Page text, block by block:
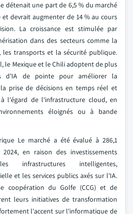
détenait une part de 6,5 % du marché
devrait augmenter de 14 % au cours
La croissance est stimulée par
dans des secteurs comme la
les transports et la sécurité publique.
le Mexique et le Chili adoptent de plus
d'IA de pointe pour améliorer la
prise de décisions en temps réel et
l'égard de l'infrastructure cloud, en
éloignés ou à bande
Le marché a été évalué à 286,1
en raison des investissements
infrastructures intelligentes,
et les services publics axés sur l'IA.
coopération du Golfe (CCG) et de
leurs initiatives de transformation
l'accent sur l'informatique de